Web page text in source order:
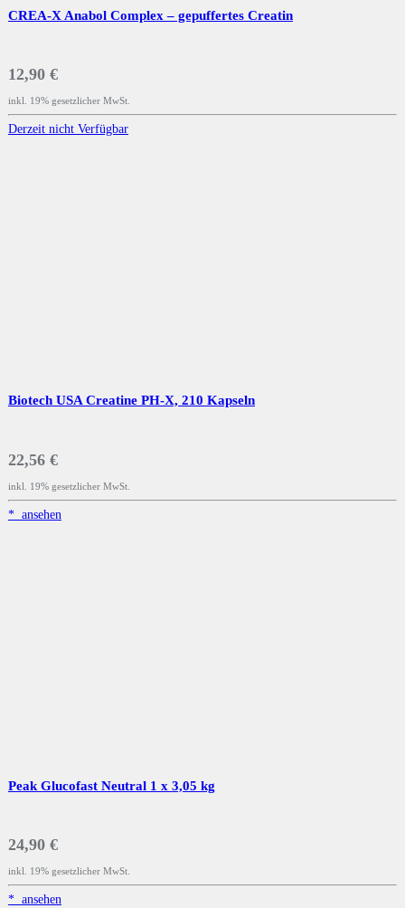
CREA-X Anabol Complex – gepuffertes Creatin
12,90 €
inkl. 19% gesetzlicher MwSt.
Derzeit nicht Verfügbar
Biotech USA Creatine PH-X, 210 Kapseln
22,56 €
inkl. 19% gesetzlicher MwSt.
* ansehen
Peak Glucofast Neutral 1 x 3,05 kg
24,90 €
inkl. 19% gesetzlicher MwSt.
* ansehen